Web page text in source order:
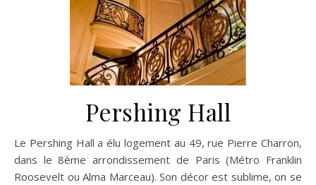
Pershing Hall
Le Pershing Hall a élu logement au 49, rue Pierre Charron,
dans le 8ème arrondissement de Paris (Métro Franklin
Roosevelt ou Alma Marceau). Son décor est sublime, on se